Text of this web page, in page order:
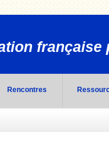
française
Rencontres